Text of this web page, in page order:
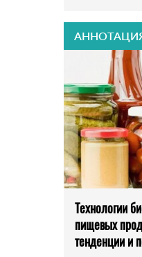
Технологии
пищевых
тенденции и